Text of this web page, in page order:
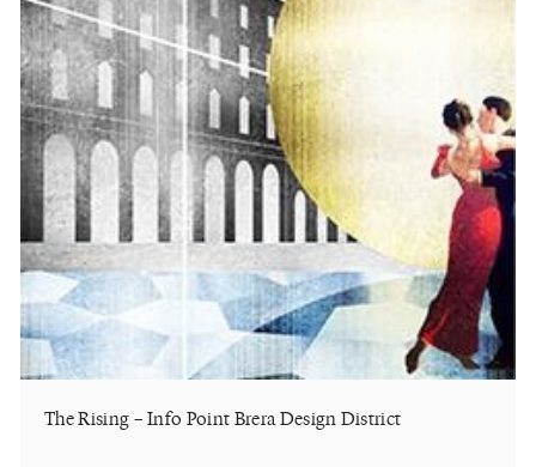
The Rising – Info Point Brera Design District